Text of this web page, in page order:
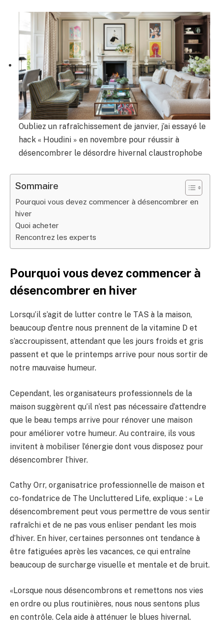
Oubliez un rafraîchissement de janvier, j’ai essayé le
hack « Houdini » en novembre pour réussir à
désencombrer le désordre hivernal claustrophobe
Sommaire
Pourquoi vous devez commencer à désencombrer en
hiver
Quoi acheter
Rencontrez les experts
Pourquoi vous devez commencer à
désencombrer en hiver
Lorsqu’il s’agit de lutter contre le TAS à la maison,
beaucoup d’entre nous prennent de la vitamine D et
s’accroupissent, attendant que les jours froids et gris
passent et que le printemps arrive pour nous sortir de
notre mauvaise humeur.
Cependant, les organisateurs professionnels de la
maison suggèrent qu’il n’est pas nécessaire d’attendre
que le beau temps arrive pour rénover une maison
pour améliorer votre humeur. Au contraire, ils vous
invitent à mobiliser l’énergie dont vous disposez pour
désencombrer l’hiver.
Cathy Orr, organisatrice professionnelle de maison et
co-fondatrice de The Uncluttered Life, explique : « Le
désencombrement peut vous permettre de vous sentir
rafraîchi et de ne pas vous enliser pendant les mois
d’hiver. En hiver, certaines personnes ont tendance à
être fatiguées après les vacances, ce qui entraîne
beaucoup de surcharge visuelle et mentale et de bruit.
«Lorsque nous désencombrons et remettons nos vies
en ordre ou plus routinières, nous nous sentons plus
en contrôle. Cela aide à atténuer le blues hivernal.